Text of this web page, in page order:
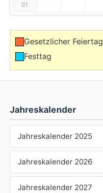
Jahreskalender
Jahreskalender 2025
Jahreskalender 2026
Jahreskalender 2027
01
Gesetzlicher
Festtag